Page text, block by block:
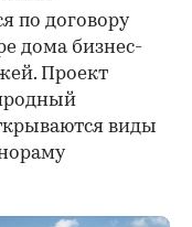
по договору
дома бизнес-
Проект
виды